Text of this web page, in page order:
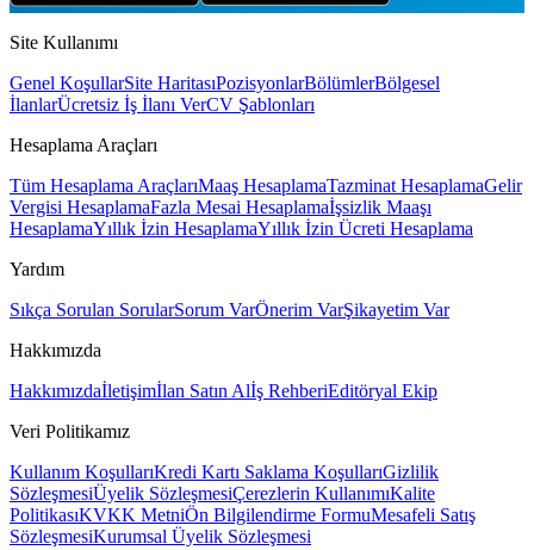
Site Kullanımı
Genel KoşullarSite HaritasıPozisyonlarBölümlerBölgesel
İlanlarÜcretsiz İş İlanı VerCV Şablonları
Hesaplama Araçları
Tüm Hesaplama AraçlarıMaaş HesaplamaTazminat HesaplamaGelir
Vergisi HesaplamaFazla Mesai Hesaplamaİşsizlik Maaşı
HesaplamaYıllık İzin HesaplamaYıllık İzin Ücreti Hesaplama
Yardım
Sıkça Sorulan SorularSorum VarÖnerim VarŞikayetim Var
Hakkımızda
Hakkımızdaİletişimİlan Satın Alİş RehberiEditöryal Ekip
Veri Politikamız
Kullanım KoşullarıKredi Kartı Saklama KoşullarıGizlilik
SözleşmesiÜyelik SözleşmesiÇerezlerin KullanımıKalite
PolitikasıKVKK MetniÖn Bilgilendirme FormuMesafeli Satış
SözleşmesiKurumsal Üyelik Sözleşmesi